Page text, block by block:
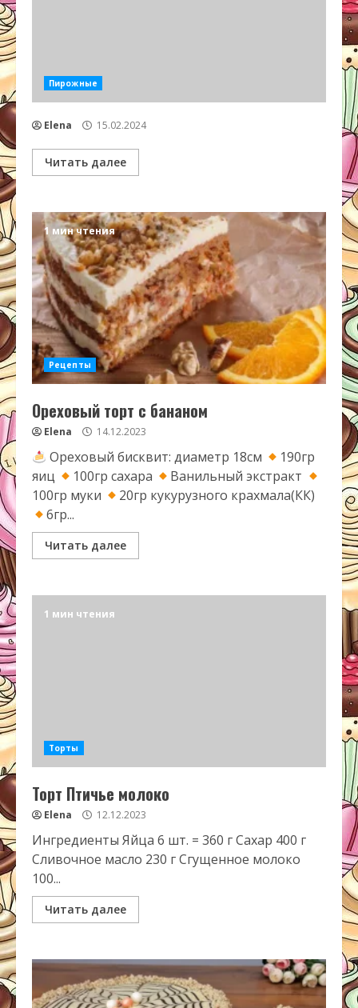
Пирожные
Elena 15.02.2024
Читать далее
1 мин чтения
Рецепты
Ореховый торт с бананом
Elena 14.12.2023
Ореховый бисквит: диаметр 18см
190гр
яиц
100гр сахара
Ванильный экстракт
100гр муки
20гр кукурузного крахмала(КК)
6гр...
Читать далее
1 мин чтения
Торты
Торт Птичье молоко
Elena 12.12.2023
Ингредиенты Яйца 6 шт. = 360 г Сахар 400 г
Сливочное масло 230 г Сгущенное молоко
100...
Читать далее